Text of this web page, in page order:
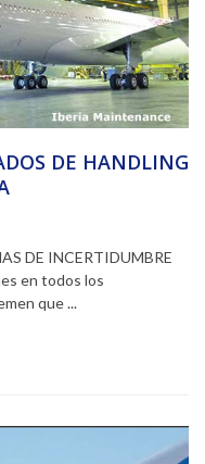
DE HANDLING
DE INCERTIDUMBRE
en todos los
que ...